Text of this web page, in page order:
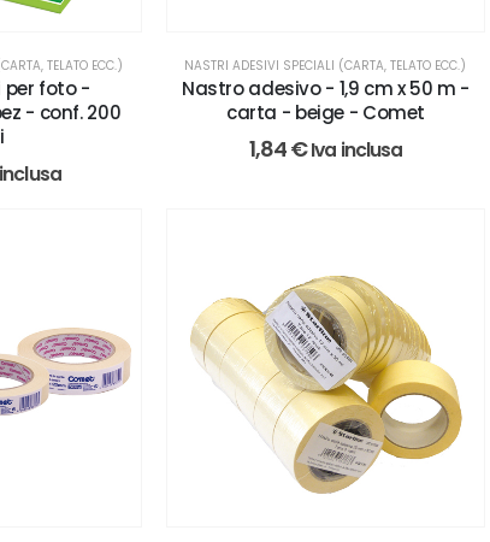
TELATO ECC.)
per foto -
- conf. 200
NASTRI ADESIVI SPECIALI (CARTA, TELATO ECC.)
Nastro adesivo - 1,9 cm x 50 m -
carta - beige - Comet
1,84€Iva inclusa